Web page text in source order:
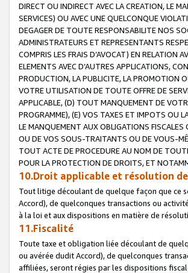
DIRECT OU INDIRECT AVEC LA CREATION, LE
SERVICES) OU AVEC UNE QUELCONQUE
DEGAGER DE TOUTE RESPONSABILITE NOS
ADMINISTRATEURS ET REPRESENTANTS
COMPRIS LES FRAIS D’AVOCAT) EN RELATION
ELEMENTS AVEC D’AUTRES APPLICATIONS,
PRODUCTION, LA PUBLICITE, LA PROMOTION
VOTRE UTILISATION DE TOUTE OFFRE DE
APPLICABLE, (D) TOUT MANQUEMENT DE
PROGRAMME), (E) VOS TAXES ET IMPOTS OU
LE MANQUEMENT AUX OBLIGATIONS FISCALES
OU DE VOS SOUS-TRAITANTS OU DE VOUS-
TOUT ACTE DE PROCEDURE AU NOM DE
POUR LA PROTECTION DE DROITS, ET
10.Droit applicable et résolution
Tout litige découlant de quelque façon que ce
Accord), de quelconques transactions ou
à la loi et aux dispositions en matière de
11.Fiscalité
Toute taxe et obligation liée découlant de
ou avérée dudit Accord), de quelconques
affiliées, seront régies par les dispositions